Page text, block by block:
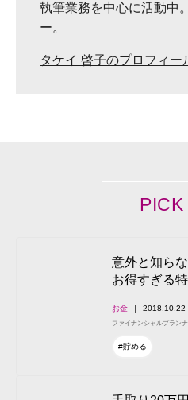
執筆業務を中心に活動中
ー。
タケイ 啓子のプロフィー
PICK
意外と知ら
お得すぎる
お金 2018.10.22
ファイナンシャルプラン
#貯める